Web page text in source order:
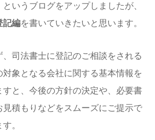
というブログをアップしましたが、
記編を書いていきたいと思います。
司法書士に登記のご相談をされる
対象となる会社に関する基本情報を
すと、今後の方針の決定や、必要書
積もりなどをスムーズにご提示で
。